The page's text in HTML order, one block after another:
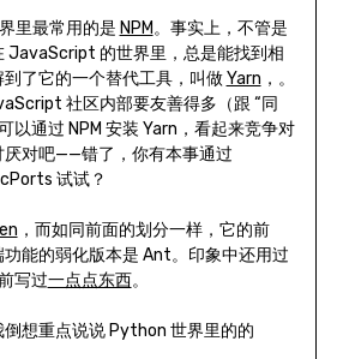
里最常用的是 NPM。事实上，不管是
JavaScript 的世界里，总是能找到相
了它的一个替代工具，叫做Yarn ，。
社区内部要友善得多（跟 “同
以通过 NPM 安装 Yarn，看起来竞争对
厌对吧——错了，你有本事通过
试试？
，而如同前面的划分一样，它的前
能的弱化版本是 Ant。印象中还用过
写过一点点东西。
想重点说说 Python 世界里的的